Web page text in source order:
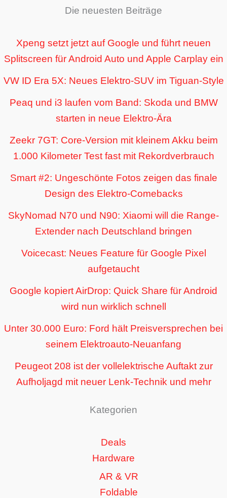
Die neuesten Beiträge
Xpeng setzt jetzt auf Google und führt neuen
Splitscreen für Android Auto und Apple Carplay ein
VW ID Era 5X: Neues Elektro-SUV im Tiguan-Style
Peaq und i3 laufen vom Band: Skoda und BMW
starten in neue Elektro-Ära
Zeekr 7GT: Core-Version mit kleinem Akku beim
1.000 Kilometer Test fast mit Rekordverbrauch
Smart #2: Ungeschönte Fotos zeigen das finale
Design des Elektro-Comebacks
SkyNomad N70 und N90: Xiaomi will die Range-
Extender nach Deutschland bringen
Voicecast: Neues Feature für Google Pixel
aufgetaucht
Google kopiert AirDrop: Quick Share für Android
wird nun wirklich schnell
Unter 30.000 Euro: Ford hält Preisversprechen bei
seinem Elektroauto-Neuanfang
Peugeot 208 ist der vollelektrische Auftakt zur
Aufholjagd mit neuer Lenk-Technik und mehr
Kategorien
Deals
Hardware
AR & VR
Foldable